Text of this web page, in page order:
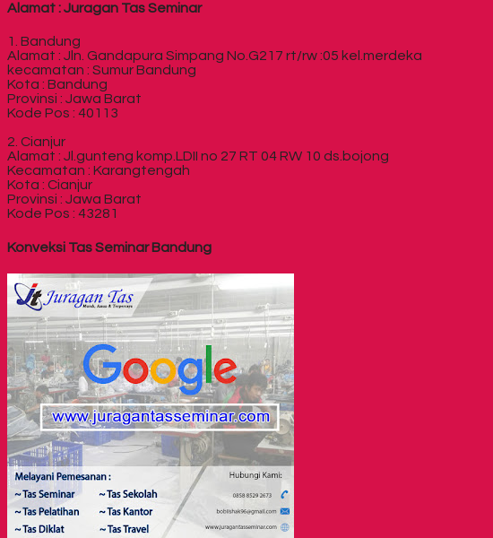
Alamat : Juragan Tas Seminar
1. Bandung
Alamat : Jln. Gandapura Simpang No.G217 rt/rw :05 kel.merdeka
kecamatan : Sumur Bandung
Kota : Bandung
Provinsi : Jawa Barat
Kode Pos : 40113
2. Cianjur
Alamat : Jl.gunteng komp.LDII no 27 RT 04 RW 10 ds.bojong
Kecamatan : Karangtengah
Kota : Cianjur
Provinsi : Jawa Barat
Kode Pos : 43281
Konveksi Tas Seminar Bandung